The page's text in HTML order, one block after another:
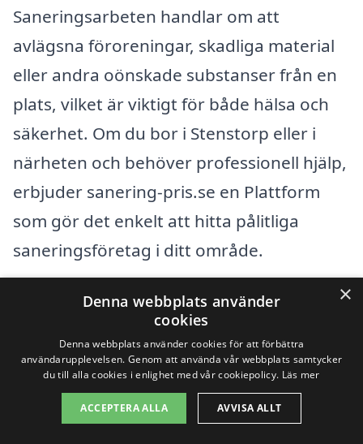
Saneringsarbeten handlar om att
avlägsna föroreningar, skadliga material
eller andra oönskade substanser från en
plats, vilket är viktigt för både hälsa och
säkerhet. Om du bor i Stenstorp eller i
närheten och behöver professionell hjälp,
erbjuder sanering-pris.se en Plattform
som gör det enkelt att hitta pålitliga
saneringsföretag i ditt område.
Det kan vara överväldigande att välja rätt
företag, men det finns flera fördelar med
att använda en plattform som vår:
Jämför priser från olika företag.
×
Denna webbplats använder
cookies
Denna webbplats använder cookies för att förbättra
användarupplevelsen. Genom att använda vår webbplats samtycker
du till alla cookies i enlighet med vår cookiepolicy. Läs mer
ACCEPTERA ALLA AVVISA ALLT